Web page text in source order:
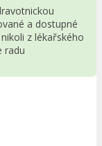
a dostupné
z lékařského
radu